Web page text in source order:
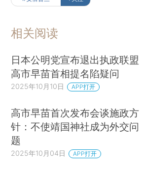
相关阅读
日本公明党宣布退出执政联盟
高市早苗首相提名陷疑问
2025年10月10日 APP打开
高市早苗首次发布会谈施政方
针：不使靖国神社成为外交问
题
2025年10月04日 APP打开